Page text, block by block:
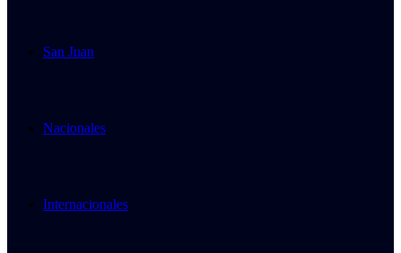
San Juan
Nacionales
Internacionales